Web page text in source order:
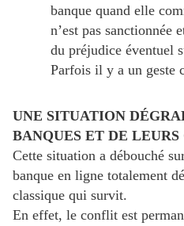
banque quand elle
n’est pas sanctionnée
du préjudice éventuel
Parfois il y a un geste
UNE SITUATION
BANQUES ET DE
Cette situation a débouché
banque en ligne totalement
classique qui survit.
En effet, le conflit est